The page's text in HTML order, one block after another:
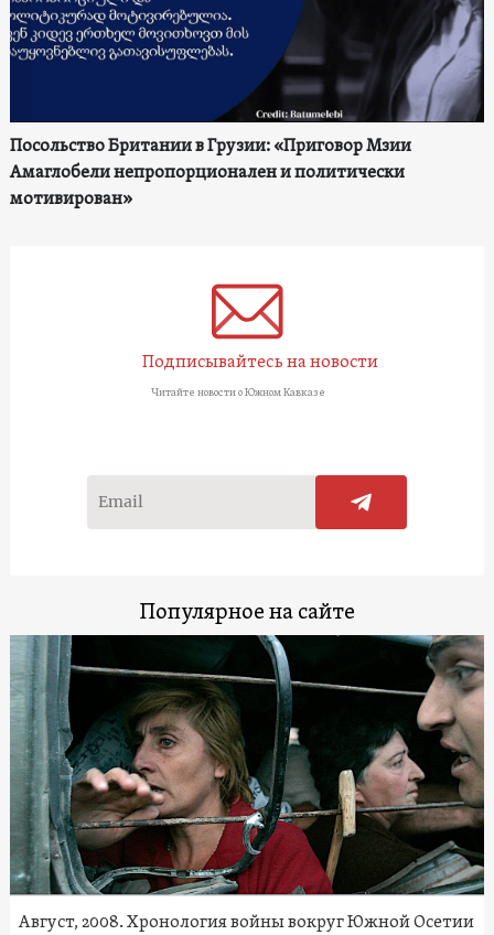
Посольство Британии в Грузии: «Приговор Мзии
Амаглобели непропорционален и политически
мотивирован»
Подписывайтесь на новости
Читайте новости о Южном Кавказе
Популярное на сайте
Август, 2008. Хронология войны вокруг Южной Осетии